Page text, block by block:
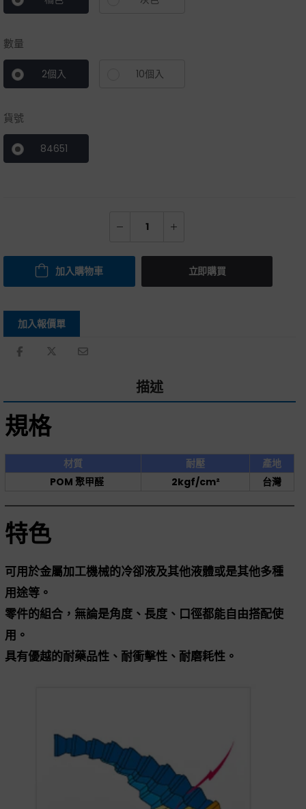
數量
2個入 10個入
貨號
84651
加入購物車 立即購買
加入報價單
描述
規格
材質 耐壓
產地
POM 聚甲醛
2kgf/cm² 台灣
特色
可用於金屬加工機械的冷卻液及其他液體或是其他多種
用途等。
零件的組合，無論是角度、長度、口徑都能自由搭配使
用。
具有優越的耐藥品性、耐衝擊性、耐磨耗性。